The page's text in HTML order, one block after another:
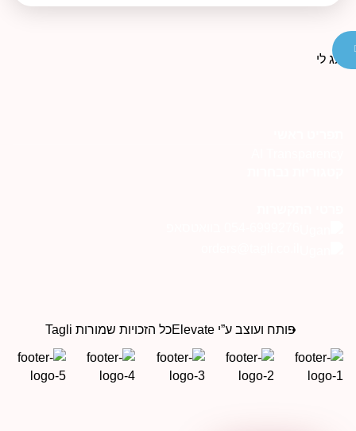
פותח ועוצב ע”י Elevate כל הזכויות שמורות Tagli